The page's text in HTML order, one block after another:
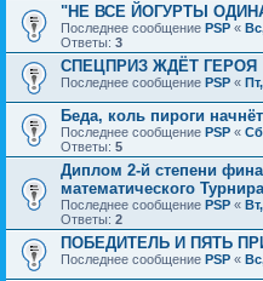
"НЕ ВСЕ ЙОГУРТЫ
Последнее сообщение PSP «
Ответы: 3
СПЕЦПРИЗ ЖДЁТ ГЕРОЯ
Последнее сообщение PSP «
Беда, коль пироги
Последнее сообщение PSP «
Ответы: 5
Диплом 2-й степени
математического
Последнее сообщение PSP «
Ответы: 2
ПОБЕДИТЕЛЬ И ПЯТЬ
Последнее сообщение PSP «